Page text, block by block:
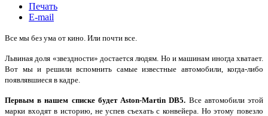
Печать
E-mail
Все мы без ума от кино. Или почти все.
Львиная доля «звездности» достается людям. Но и машинам иногда хватает.
Вот мы и решили вспомнить самые известные автомобили, когда-либо
появлявшиеся в кадре.
Первым в нашем списке будет Aston-Martin DB5. Все автомобили этой
марки входят в историю, не успев съехать с конвейера. Но этому повезло